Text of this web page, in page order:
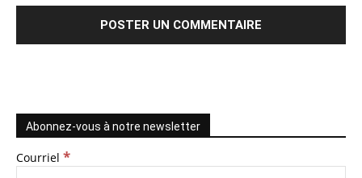
Abonnez-vous à notre newsletter
Courriel *